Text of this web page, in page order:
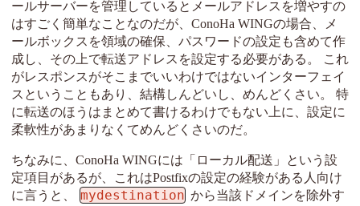
ールサーバーを管理しているとメールアドレスを増やすの
はすごく簡単なことなのだが、ConoHa WINGの場合、メ
ールボックスを領域の確保、パスワードの設定も含めて作
成し、その上で転送アドレスを設定する必要がある。 これ
がレスポンスがそこまでいいわけではないインターフェイ
スということもあり、結構しんどいし、めんどくさい。 特
に転送のほうはまとめて書けるわけでもない上に、設定に
柔軟性があまりなくてめんどくさいのだ。
ちなみに、ConoHa WINGには「ローカル配送」という設
定項目があるが、これはPostfixの設定の経験がある人向け
に言うと、
mydestination から当該ドメインを除外す